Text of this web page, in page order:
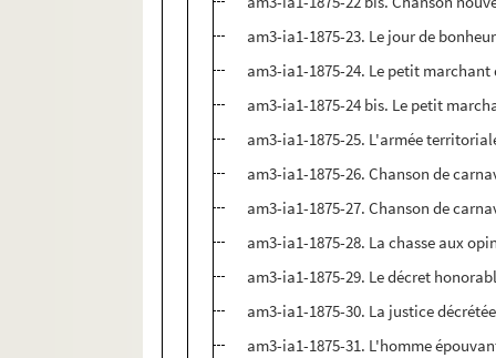
am3-ia1-1875-23. Le jour de bonheur
am3-ia1-1875-24. Le petit marchant
am3-ia1-1875-24 bis. Le petit
am3-ia1-1875-25. L'armée
am3-ia1-1875-26. Chanson de
am3-ia1-1875-27. Chanson de
am3-ia1-1875-28. La chasse aux
am3-ia1-1875-29. Le décret
am3-ia1-1875-30. La justice décrétée
am3-ia1-1875-31. L'homme